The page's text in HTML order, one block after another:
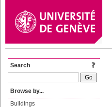
Search
Browse by...
Buildings